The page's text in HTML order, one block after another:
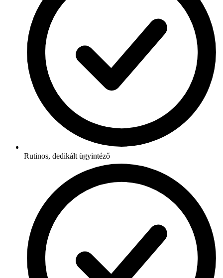
Rutinos, dedikált ügyintéző